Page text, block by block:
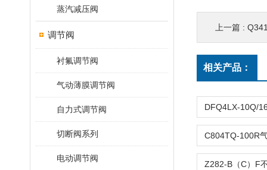
蒸汽减压阀
调节阀
衬氟调节阀
气动薄膜调节阀
自力式调节阀
切断阀系列
电动调节阀
上一篇 :
相关产品：